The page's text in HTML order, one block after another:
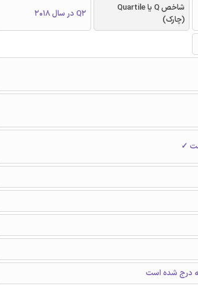
شاخص Q یا Quartile
(چارک)
Q2 در سال 2018
✓
درج شده است